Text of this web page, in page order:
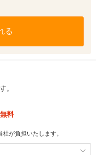
る
。
無料
が負担いたします。